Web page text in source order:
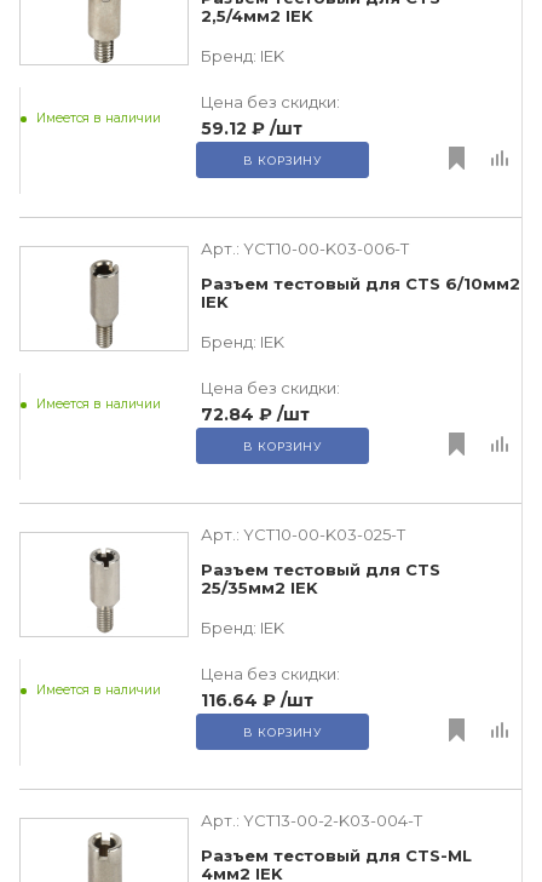
2,5/4мм2 IEK
Бренд: IEK
Имеется в наличии
Цена без скидки:
59.12 ₽ /шт
В КОРЗИНУ
Арт.: YCT10-00-K03-006-T
Разъем тестовый для CTS 6/10мм2
IEK
Бренд: IEK
Имеется в наличии
Цена без скидки:
72.84 ₽ /шт
В КОРЗИНУ
Арт.: YCT10-00-K03-025-T
Разъем тестовый для CTS
25/35мм2 IEK
Бренд: IEK
Имеется в наличии
Цена без скидки:
116.64 ₽ /шт
В КОРЗИНУ
Арт.: YCT13-00-2-K03-004-T
Разъем тестовый для CTS-ML
4мм2 IEK